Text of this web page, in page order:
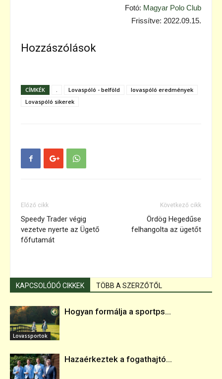
Fotó: Magyar Polo Club
Frissítve: 2022.09.15.
Hozzászólások
CÍMKÉK . Lovaspóló - belföld
lovaspóló eredmények
Lovaspóló sikerek
Előző cikk
Speedy Trader végig
vezetve nyerte az Ügető
főfutamát
Következő cikk
Ördög Hegedűse
felhangolta az ügetőt
KAPCSOLÓDÓ CIKKEK TÖBB A SZERZŐTŐL
Lovassportok
Hogyan formálja a sportps...
Hazaérkeztek a fogathajtó...